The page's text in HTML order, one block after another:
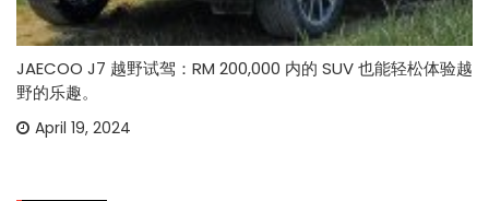
JAECOO J7 越野试驾：RM 200,000 内的 SUV 也能轻松体验越
野的乐趣。
April 19, 2024